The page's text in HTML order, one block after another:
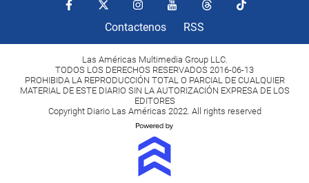
Contactenos RSS
Las Américas Multimedia Group LLC.
TODOS LOS DERECHOS RESERVADOS 2016-06-13
PROHIBIDA LA REPRODUCCIÓN TOTAL O PARCIAL DE CUALQUIER
MATERIAL DE ESTE DIARIO SIN LA AUTORIZACIÓN EXPRESA DE LOS
EDITORES
Copyright Diario Las Américas 2022. All rights reserved